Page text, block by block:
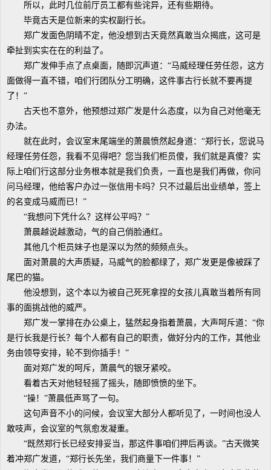
所以，此时几位前厅员工都有些诧异，还有些期待。
毕竟古天是位新来的实权副行长。
郑广发面色阴晴不定，他没想到古天竟然真敢当众揭底，这可是
牵扯到实实在在的利益了。
郑广发伸手点了点桌面，随即沉声道：“马威经理任劳任怨，这方
面做得一直不错，咱们行团队分工明确，这件事古行长就不要再提
了！”
古天也不意外，他预想过郑广发是什么态度，以为自己对他毫无
办法。
就在此时，会议室末尾端坐的萧晨愤然起身道：“郑行长，您说马
经理任劳任怨，我看不见得吧？您当我们柜员傻，我们就是真傻？实
际上咱们行这部分业务根本就是我们负责，一直也是我们再做，你问
问马经理，他给客户办过一张信用卡吗？只不过最后出业绩单，签上
的名变成马威而已！”
“我想问下凭什么？这样公平吗？”
萧晨越说越激动，气的自己俏脸通红。
其他几个柜员妹子也是深以为然的频频点头。
面对萧晨的大声质疑，马威气的脸都绿了，郑广发更是像被踩了
尾巴的猫。
他没想到，这个本以为被自己死死拿捏的女孩儿真敢当着所有同
事的面挑战他的威严。
郑广发一掌排在办公桌上，猛然起身指着萧晨，大声呵斥道：“你
是行长我是行长？每个人都有自己的职责，做好分内的工作，其他业
务由领导安排，轮不到你插手！”
面对郑广发的呵斥，萧晨气的银牙紧咬。
看着古天对他轻轻摇了摇头，随即愤愤的坐下。
“操！”萧晨低声骂了一句。
这句声音不小的问候，会议室大部分人都听见了，一时间也没人
敢吱声，会议室的气氛愈发凝重。
“既然郑行长已经安排妥当，那这件事咱们押后再谈。”古天微笑
着冲郑广发道，“郑行长先坐，我们商量下一件事！”